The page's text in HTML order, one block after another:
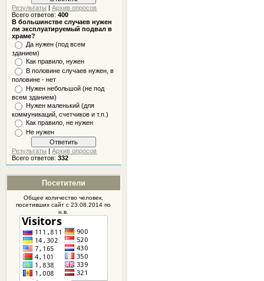
Результаты |Архив опросов
Всего ответов:400
В большинстве случаев нужен
ли эксплуатируемый подвал в
храме?
Да нужен (под всем
зданием)
Как правило, нужен
В половине случаев нужен, в
половине - нет
Нужен небольшой (не под
всем зданием)
Нужен маленький (для
коммуникаций, счетчиков и т.п.)
Как правило, не нужен
Не нужен
Результаты |Архив опросов
Всего ответов:332
Посетители
Общее количество человек,
посетившихсайтс 23.08.2014 по
н.в.